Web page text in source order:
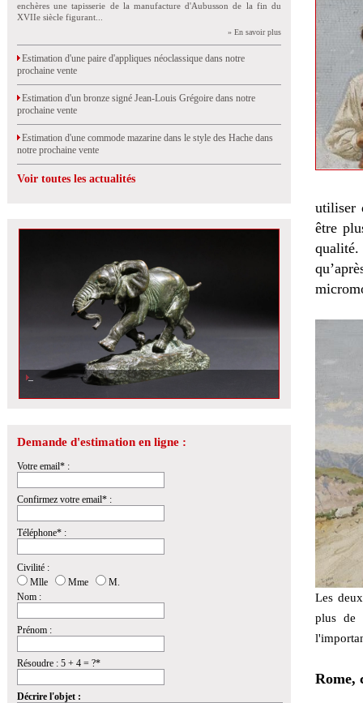
enchères une tapisserie de la manufacture d'Aubusson de la fin du
XVIIe siècle figurant...
» En savoir plus
Estimation d'une paire d'appliques néoclassique dans notre
prochaine vente
Estimation d'un bronze signé Jean-Louis Grégoire dans notre
prochaine vente
Estimation d'une commode mazarine dans le style des Hache dans
notre prochaine vente
Voir toutes les actualités
Un bronze de Barye fondu par Barbedienne vendu dans notre dernière vente
Demande d'estimation en ligne :
Votre email* :
Confirmez votre email* :
Téléphone* :
Civilité :
Mlle
Mme
M.
Nom :
Prénom :
Résoudre : 5 + 4 = ?*
Décrire l'objet :
utiliser
être
Les
plus de
Rome,